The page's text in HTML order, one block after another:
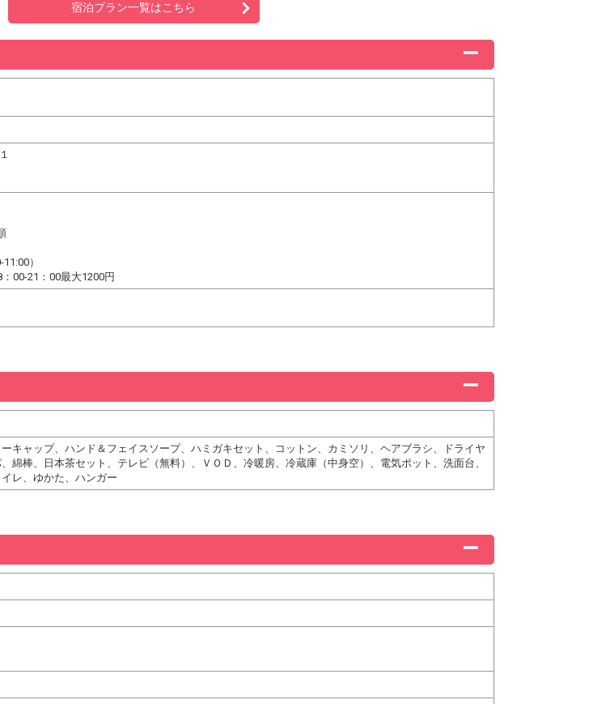
宿泊プラン一覧はこちら
）
00-21：00最大1200円
キャップ、ハンド＆フェイスソープ、ハミガキセット、コットン、カミソリ、ヘアブラシ、ドライヤ
綿棒、日本茶セット、テレビ（無料）、ＶＯＤ、冷暖房、冷蔵庫（中身空）、電気ポット、洗面台、
レ、ゆかた、ハンガー